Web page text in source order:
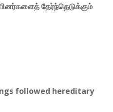
தேர்ந்தெடுக்கும்
followed hereditary